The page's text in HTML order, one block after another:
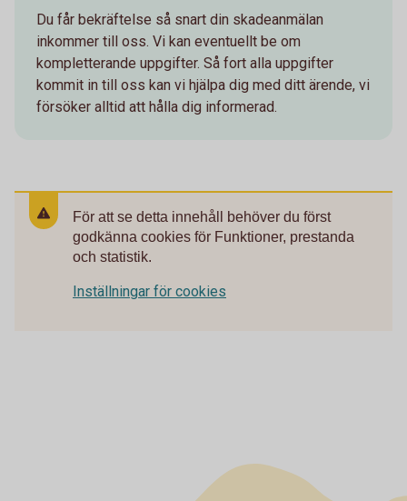
Du får bekräftelse så snart din skadeanmälan
inkommer till oss. Vi kan eventuellt be om
kompletterande uppgifter. Så fort alla uppgifter
kommit in till oss kan vi hjälpa dig med ditt ärende, vi
försöker alltid att hålla dig informerad.
För att se detta innehåll behöver du först
godkänna cookies för Funktioner, prestanda
och statistik.
Inställningar för cookies